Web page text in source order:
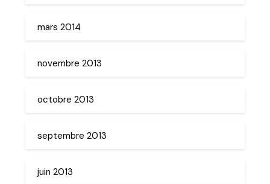
mars 2014
novembre 2013
octobre 2013
septembre 2013
juin 2013